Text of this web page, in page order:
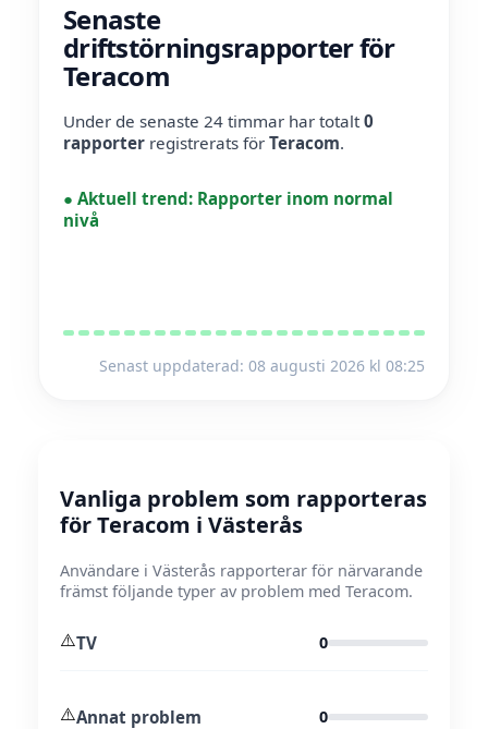
Senaste
driftstörningsrapporter för
Teracom
Under de senaste 24 timmar har totalt0
rapporter registrerats för Teracom.
● Aktuell trend: Rapporter inom normal
nivå
Senast uppdaterad: 08 augusti 2026 kl 08:25
Vanliga problem som rapporteras
för Teracom i Västerås
Användare i Västerås rapporterar för närvarande
främst följande typer av problem med Teracom.
⚠️TV 0
⚠️Annat problem 0